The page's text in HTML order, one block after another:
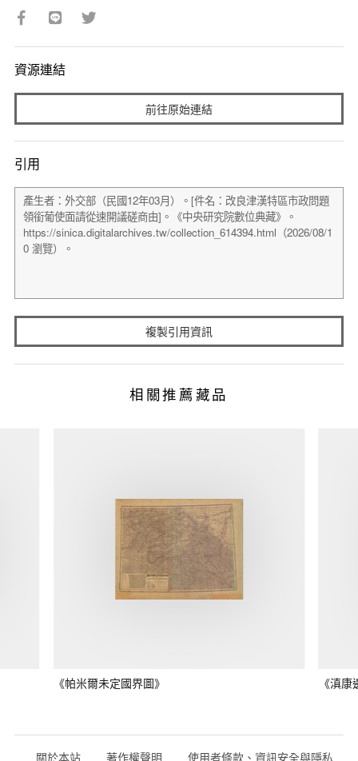
資源連結
前往原始連結
引用
複製引用資訊
相關推薦藏品
《帕米爾未定國界圖》 《滇
關於本站 著作權聲明 使用者條款、資訊安全與隱私